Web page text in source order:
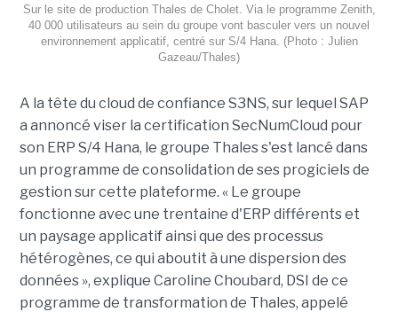
Sur le site de production Thales de Cholet. Via le programme Zenith,
40 000 utilisateurs au sein du groupe vont basculer vers un nouvel
environnement applicatif, centré sur S/4 Hana. (Photo : Julien
Gazeau/Thales)
A la tête du cloud de confiance S3NS, sur lequel SAP
a annoncé viser la certification SecNumCloud pour
son ERP S/4 Hana, le groupe Thales s'est lancé dans
un programme de consolidation de ses progiciels de
gestion sur cette plateforme. « Le groupe
fonctionne avec une trentaine d'ERP différents et
un paysage applicatif ainsi que des processus
hétérogènes, ce qui aboutit à une dispersion des
données », explique Caroline Choubard, DSI de ce
programme de transformation de Thales, appelé